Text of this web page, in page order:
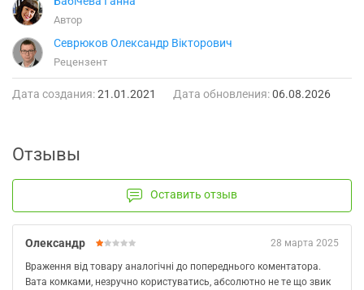
Автор
Севрюков Олександр Вікторович
Рецензент
Дата создания:21.01.2021 Дата обновления:06.08.2026
Отзывы
Оставить отзыв
28 марта 2025
Олександр
Враження від товару аналогічні до попереднього коментатора.
Вата комками, незручно користуватись, абсолютно не те що звик